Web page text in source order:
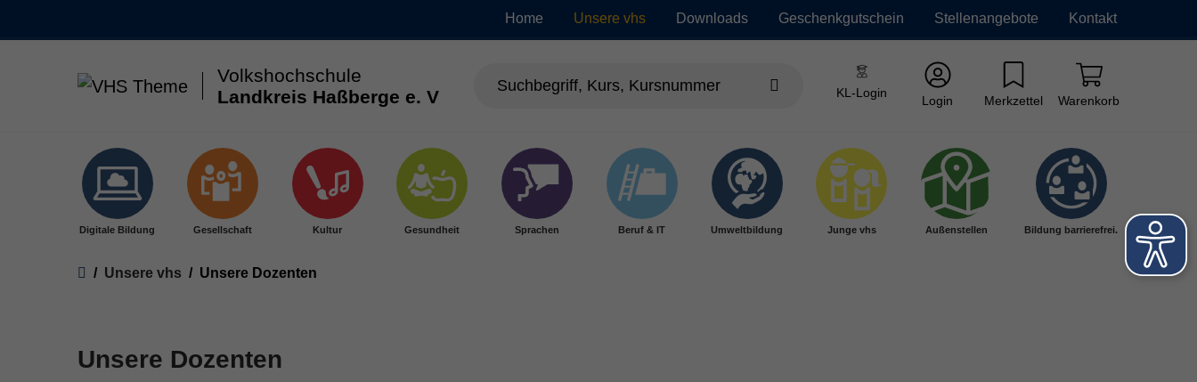
Home Unsere vhs Downloads Geschenkgutschein Stellenangebote Kontakt
Volkshochschule
Landkreis Haßberge e. V
KL-Login
Login Merkzettel Warenkorb
Digitale Bildung Gesellschaft Kultur Gesundheit Sprachen Beruf & IT Umweltbildung Junge vhs Außenstellen Bildung barrierefrei.
Unsere vhs Unsere Dozenten
Unsere Dozenten